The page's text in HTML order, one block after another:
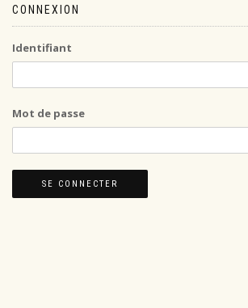
CONNEXION
Identifiant
Mot de passe